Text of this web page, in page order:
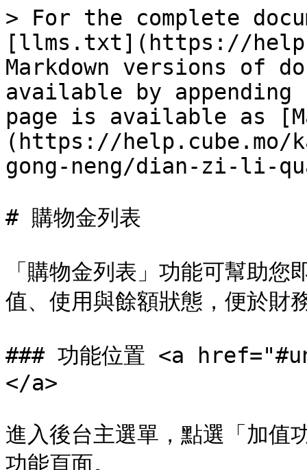
> For the complete
[llms.txt](https://
Markdown versions of
available by
page is available as
(https://
gong-neng/dian-zi-li-
# 購物金列表
「購物金列表」功能可幫助
值、使用與餘額狀態，便於財
### 功能位置 <a
</a>
進入後台主選單，點選「加值
功能頁面。